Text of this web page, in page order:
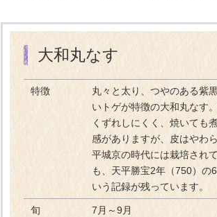
大和丸なす
特徴
丸々と太り、つやのある紫
いトゲが特徴の大和丸なす
くずれしにくく、焼いても
感がありますが、皮はやわ
平城京の時代には栽培され
も、天平勝宝2年（750）の
いう記録が残っています。
旬 7月～9月